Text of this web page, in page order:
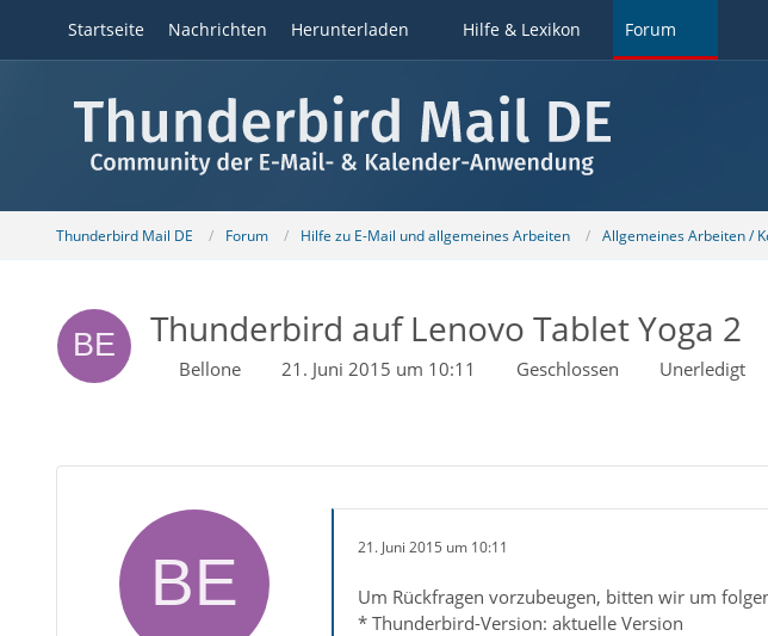
Startseite Nachrichten Herunterladen Hilfe & Lexikon Forum
Thunderbird Mail DE Forum Hilfe zu E-Mail und allgemeines Arbeiten Allgemeines Arbeiten /
Thunderbird auf Lenovo Tablet Yoga 2
Bellone 21. Juni 2015 um 10:11 Geschlossen Unerledigt
21. Juni 2015 um 10:11
Um Rückfragen vorzubeugen, bitten wir um
* Thunderbird-Version: aktuelle Version